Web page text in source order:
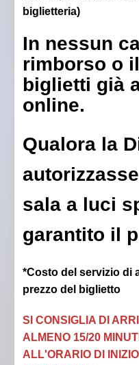
biglietteria)
In nessun
rimborso o
biglietti già
online.
Qualora la
sala a luci
garantito il
*Costo del servizio di
prezzo del biglietto
SI CONSIGLIA DI
ALMENO 15/20
ALL'ORARIO DI